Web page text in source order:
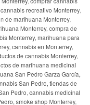
recreativo Monterrey,
de marihuana Monterrey,
Monterrey, compra de
Monterrey, marihuana para
cannabis en Monterrey,
de cannabis Monterrey,
de marihuana medicinal
San Pedro Garza García,
San Pedro, tiendas de
Pedro, cannabis medicinal
smoke shop Monterrey,